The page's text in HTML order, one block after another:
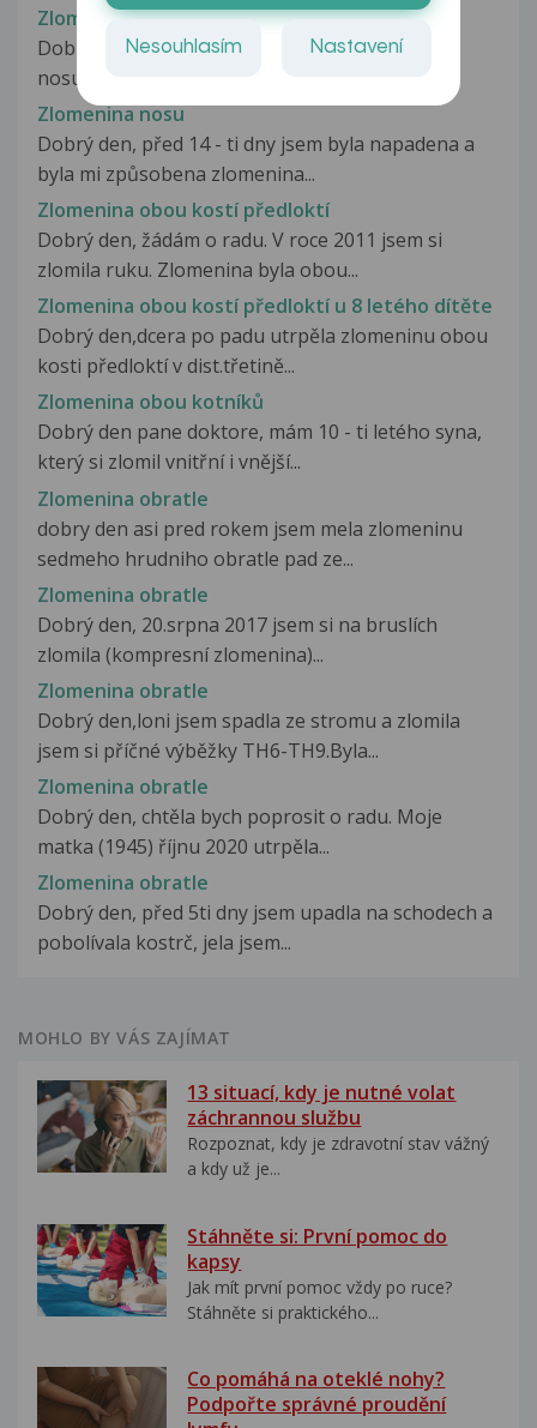
Zlomenina nosu
Dobrý den, v loni v létě jsem utrpěl zlomeninu
nosu. Nos jsem si nenechal srovnat,ale...
Zlomenina nosu
Dobrý den, před 14 - ti dny jsem byla napadena a
byla mi způsobena zlomenina...
Zlomenina obou kostí předloktí
Dobrý den, žádám o radu. V roce 2011 jsem si
zlomila ruku. Zlomenina byla obou...
Zlomenina obou kostí předloktí u 8 letého dítěte
Dobrý den,dcera po padu utrpěla zlomeninu obou
kosti předloktí v dist.třetině...
Zlomenina obou kotníků
Dobrý den pane doktore, mám 10 - ti letého syna,
který si zlomil vnitřní i vnější...
Zlomenina obratle
dobry den asi pred rokem jsem mela zlomeninu
sedmeho hrudniho obratle pad ze...
Zlomenina obratle
Dobrý den, 20.srpna 2017 jsem si na bruslích
zlomila (kompresní zlomenina)...
Zlomenina obratle
Dobrý den,loni jsem spadla ze stromu a zlomila
jsem si příčné výběžky TH6-TH9.Byla...
Zlomenina obratle
Dobrý den, chtěla bych poprosit o radu. Moje
matka (1945) říjnu 2020 utrpěla...
Zlomenina obratle
Dobrý den, před 5ti dny jsem upadla na schodech a
pobolívala kostrč, jela jsem...
MOHLO BY VÁS ZAJÍMAT
13 situací, kdy je nutné volat
záchrannou službu
Rozpoznat, kdy je zdravotní stav vážný
a kdy už je...
Stáhněte si: První pomoc do
kapsy
Jak mít první pomoc vždy po ruce?
Stáhněte si praktického...
Co pomáhá na oteklé nohy?
Podpořte správné proudění
Nesouhlasím Nastavení